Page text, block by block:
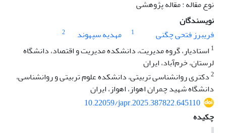
نوع مقاله : مقاله پژوهشی
نویسندگان
فریبرز فتحی چگنی
1 مهدیه سپهوند
2
1 استادیار، گروه مدیریت، دانشکده مدیریت و اقتصاد، دانشگاه
لرستان، خرم‌آباد، ایران
2دکتری روانشناسی تربیتی، دانشکده علوم تربیتی و روانشناسی،
دانشگاه شهید چمران اهواز، اهواز، ایران
10.22059/japr.2025.387822.645110
چکیده